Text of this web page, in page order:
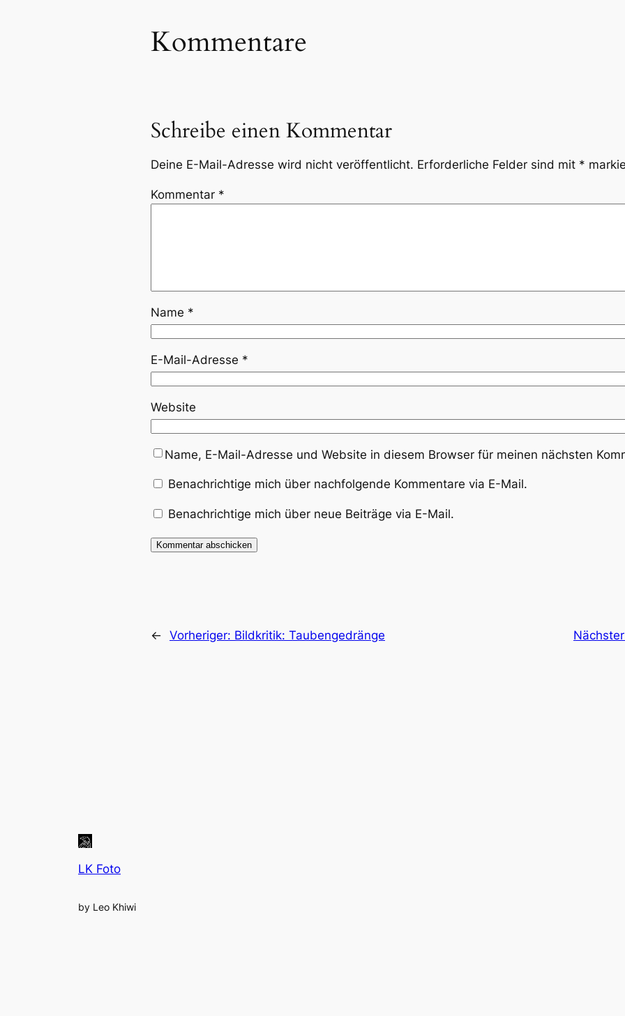
Kommentare
Schreibe einen Kommentar
Deine E-Mail-Adresse wird nicht veröffentlicht. Erforderliche Felder sind mit *
Kommentar *
Name *
E-Mail-Adresse *
Website
Name, E-Mail-Adresse und Website in diesem Browser für meinen nächsten
Benachrichtige mich über nachfolgende Kommentare via E-Mail.
Benachrichtige mich über neue Beiträge via E-Mail.
← Vorheriger: Bildkritik: Taubengedränge
LK Foto
by Leo Khiwi